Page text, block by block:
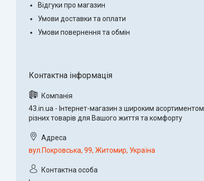
Відгуки про магазин
Умови доставки та оплати
Умови повернення та обмін
43.in.ua - Інтернет-магазин з широким асортиментом
різних товарів для Вашого життя та комфорту
вул.Покровська, 99, Житомир, Україна